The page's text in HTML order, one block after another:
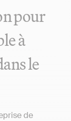
pour
à
le
de